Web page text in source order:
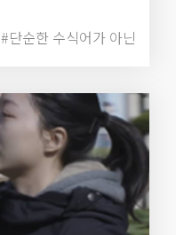
#단순한 수식어가 아닌